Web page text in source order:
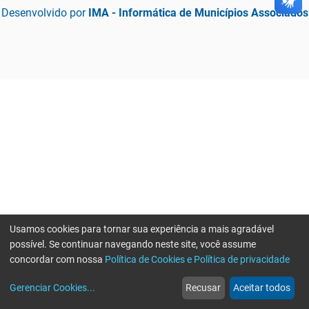
Desenvolvido por IMA - Informática de Municípios Associados
web
Notícias
more_horiz
Mais
Usamos cookies para tornar sua experiência a mais agradável
possível. Se continuar navegando neste site, você assume
concordar com nossa Política de Cookies e Política de privacidade
Gerenciar Cookies... Recusar Aceitar todos